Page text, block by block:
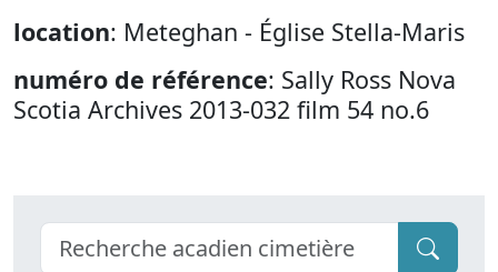
location: Meteghan - Église Stella-Maris
numéro de référence: Sally Ross Nova
Scotia Archives 2013-032 film 54 no.6